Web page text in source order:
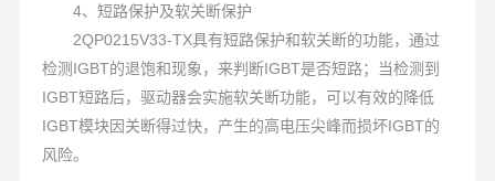
4、短路保护及软关断保护
2QP0215V33-TX具有短路保护和软关断的功能，通过
检测IGBT的退饱和现象，来判断IGBT是否短路；当检测到
IGBT短路后，驱动器会实施软关断功能，可以有效的降低
IGBT模块因关断得过快，产生的高电压尖峰而损坏IGBT的
风险。